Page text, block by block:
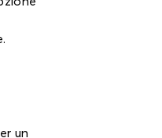
un